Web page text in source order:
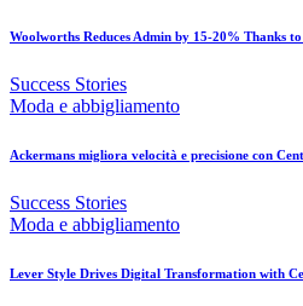
Woolworths Reduces Admin by 15-20% Thanks
Success Stories
Moda e abbigliamento
Ackermans migliora velocità e precisione con
Success Stories
Moda e abbigliamento
Lever Style Drives Digital Transformation with